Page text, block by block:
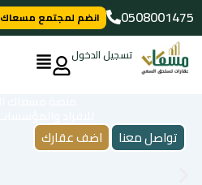
تخطي
إلى
المحتوى
0508001475
انضم لمجتمع مسعاك
تسجيل الدخول
تواصل معنا اضف عقارك